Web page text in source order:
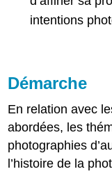
intentions
Démarche
En relation avec
abordées, les
photographies
l’histoire de la